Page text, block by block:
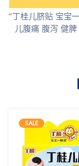
“丁桂儿脐贴 宝宝
儿腹痛 腹泻 健脾
SALE